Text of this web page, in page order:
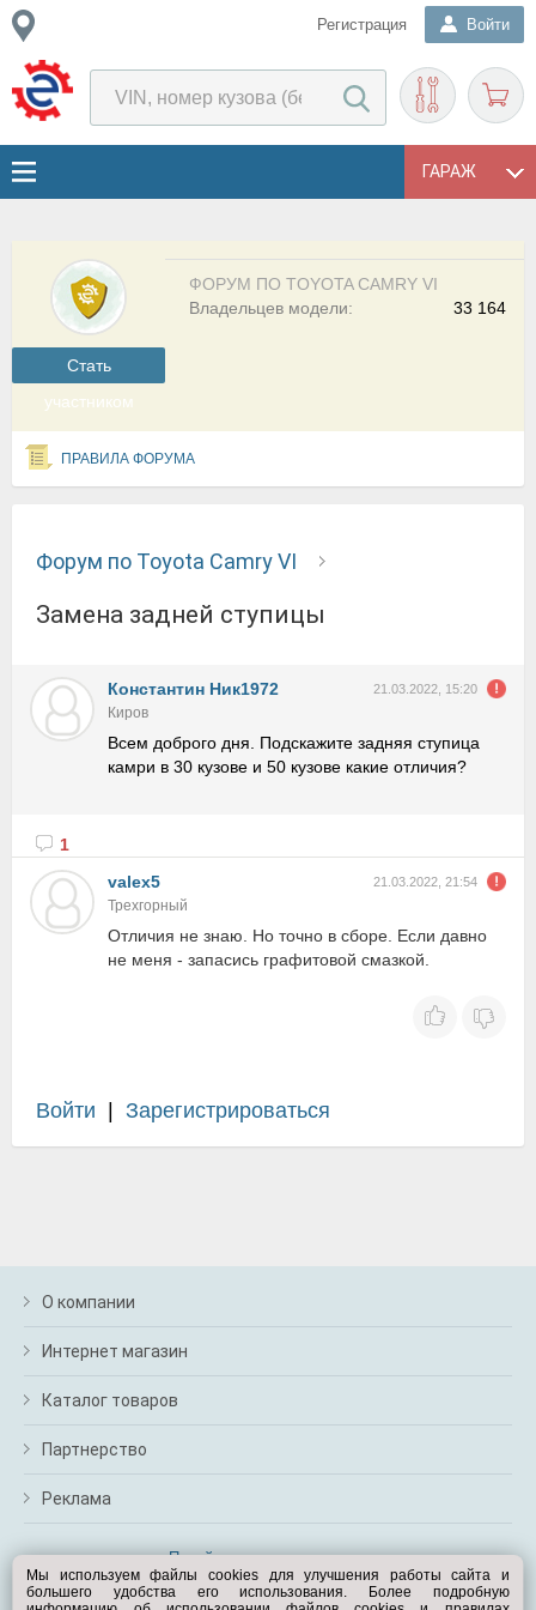
Регистрация Войти
ГАРАЖ
Cтать
участником
ФОРУМ ПО TOYOTA CAMRY VI
33 164
Владельцев модели:
ПРАВИЛА ФОРУМА
Форум по Toyota Camry VI
замена задней ступицы
Константин Ник1972 21.03.2022, 15:20
Киров
Всем доброго дня. Подскажите задняя ступица
камри в 30 кузове и 50 кузове какие отличия?
1
valex5
21.03.2022, 21:54
Трехгорный
Отличия не знаю. Но точно в сборе. Если давно
не меня - запасись графитовой смазкой.
Войти Зарегистрироваться
О компании
Интернет магазин
Каталог товаров
Партнерство
Реклама
Перейти на полную версию
Вам помочь?
Мы используем файлы cookies для улучшения работы сайта и
большего удобства его использования. Более подробную